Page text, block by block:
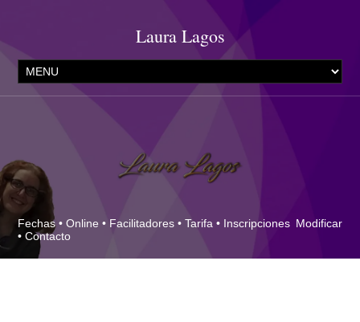
Laura Lagos
Modificar
Fechas•Online • Facilitadores •Tarifa • Inscripciones
•Contacto